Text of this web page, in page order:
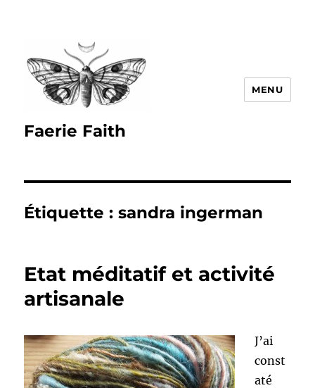
Faerie Faith
MENU
Étiquette :sandra ingerman
Etat méditatif et activité
artisanale
J’ai
const
até